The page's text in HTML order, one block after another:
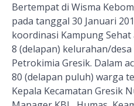
Bertempat di Wisma
pada tanggal 30 Januari
koordinasi Kampung
8 (delapan) kelurahan/
Petrokimia Gresik. Dalam
80 (delapan puluh) warga
Kepala Kecamatan Gresik